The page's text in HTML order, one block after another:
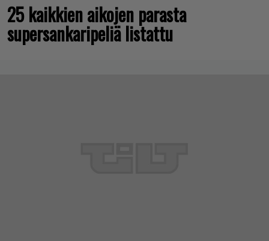
25 kaikkien aikojen parasta
supersankaripeliä listattu